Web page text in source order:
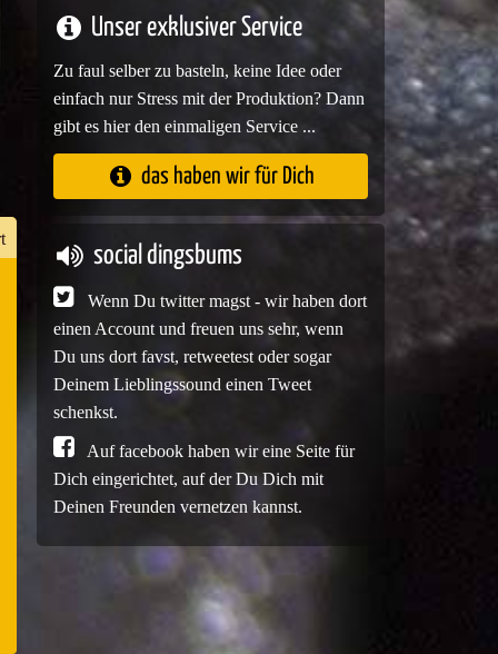
Unser exklusiver Service
Zu faul selber zu basteln, keine Idee oder
einfach nur Stress mit der Produktion? Dann
gibt es hier den einmaligen Service ...
das haben wir für Dich
social dingsbums
Wenn Du twitter magst - wir haben dort
einen Account und freuen uns sehr, wenn
Du uns dort favst, retweetest oder sogar
Deinem Lieblingssound einen Tweet
schenkst.
Auf facebook haben wir eine Seite für
Dich eingerichtet, auf der Du Dich mit
Deinen Freunden vernetzen kannst.